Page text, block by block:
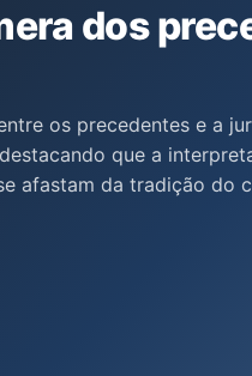
dos
os precedentes e a
que a
afastam da tradição do
penal, onde a falta de um
pode impactar